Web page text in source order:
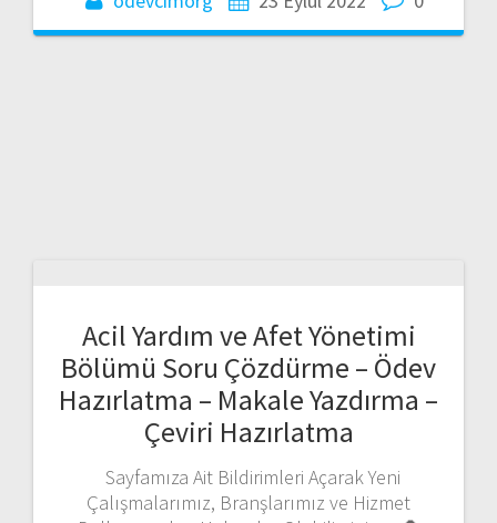
Acil Yardım ve Afet Yönetimi
Bölümü Soru Çözdürme – Ödev
Hazırlatma – Makale Yazdırma –
Çeviri Hazırlatma
Sayfamıza Ait Bildirimleri Açarak Yeni
Çalışmalarımız, Branşlarımız ve Hizmet